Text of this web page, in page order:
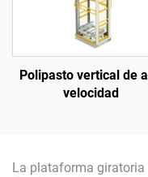
Polipasto vertical de
velocidad
La plataforma